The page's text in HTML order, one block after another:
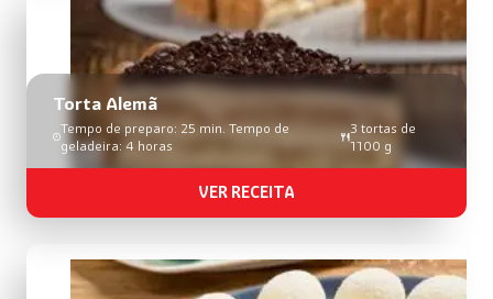
Torta Alemã
Tempo de preparo: 25 min. Tempo de
geladeira: 4 horas
3 tortas de
1100 g
VER RECEITA